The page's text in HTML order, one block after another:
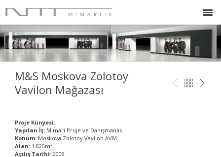
M&S Moskova Zolotoy
Vavilon Mağazası
Proje Künyesi:
Yapılan İş: Mimari Proje ve Danışmanlık
Konum: Moskova Zolotoy Vavilon AVM
Alan: 1.820m²
Açılış Tarihi: 2009